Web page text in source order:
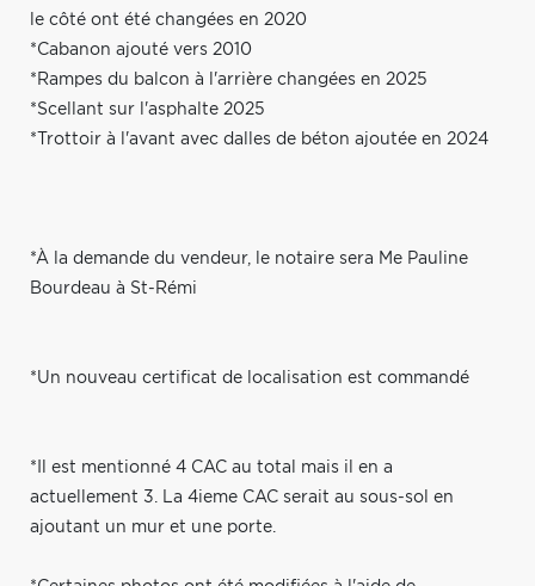
le côté ont été changées en 2020
*Cabanon ajouté vers 2010
*Rampes du balcon à l'arrière changées en 2025
*Scellant sur l'asphalte 2025
*Trottoir à l'avant avec dalles de béton ajoutée en 2024
*À la demande du vendeur, le notaire sera Me Pauline
Bourdeau à St-Rémi
*Un nouveau certificat de localisation est commandé
*Il est mentionné 4 CAC au total mais il en a
actuellement 3. La 4ieme CAC serait au sous-sol en
ajoutant un mur et une porte.